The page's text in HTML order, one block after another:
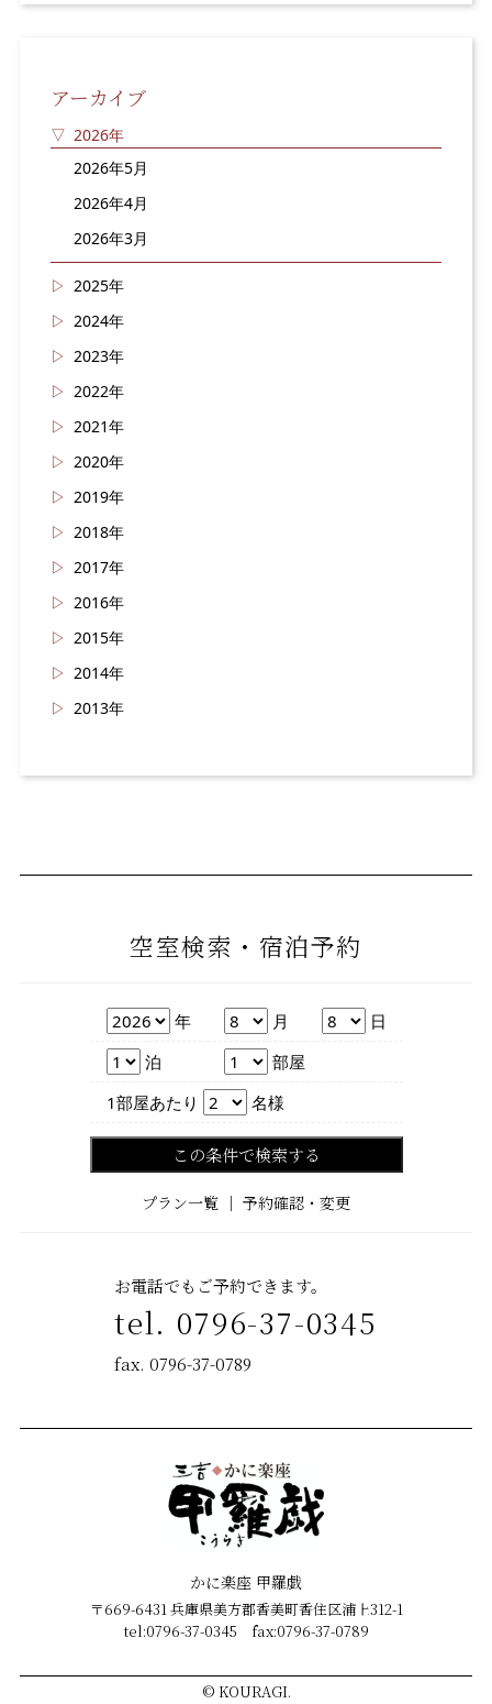
アーカイブ
2026年
2026年5月
2026年4月
2026年3月
2025年
2024年
2023年
2022年
2021年
2020年
2019年
2018年
2017年
2016年
2015年
2014年
2013年
空室検索・宿泊予約
年 年 月 月 日
日
泊数 泊 部屋数 部屋
1部屋あたり
人数 名様
この条件で検索する
プラン一覧 ｜ 予約確認・変更
お電話でもご予約できます。
tel. 0796-37-0345
fax. 0796-37-0789
かに楽座 甲羅戯
〒669-6431 兵庫県美方郡香美町香住区浦上312-1
tel:0796-37-0345 fax:0796-37-0789
© KOURAGI.